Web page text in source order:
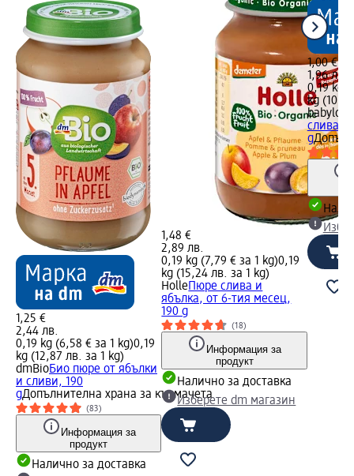
1,25 €
2,44 лв.
0,19 kg (6,58 € за 1 kg)0,19
kg (12,87 лв. за 1 kg)
dmBioБио пюре от ябълки
и сливи, 190
gДопълнителна храна за кърмачета
(83)
Информация за
продукт
Налично за доставка
1,48 €
2,89 лв.
0,19 kg (7,79 € за 1 kg)0,19
kg (15,24 лв. за 1 kg)
Holle Пюре слива и
ябълка, от 6-тия месец,
190 g
(18)
Информация за
продукт
Налично за доставка
Изберете dm магазин
1,00 €
1,96 лв.
0,19 kg
kg
babylove
слива и
g